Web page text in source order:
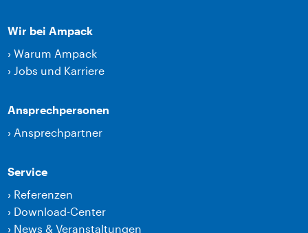
Wir bei Ampack
›Warum Ampack
› Jobs und Karriere
Ansprechpersonen
› Ansprechpartner
Service
› Referenzen
› Download-Center
› News & Veranstaltungen